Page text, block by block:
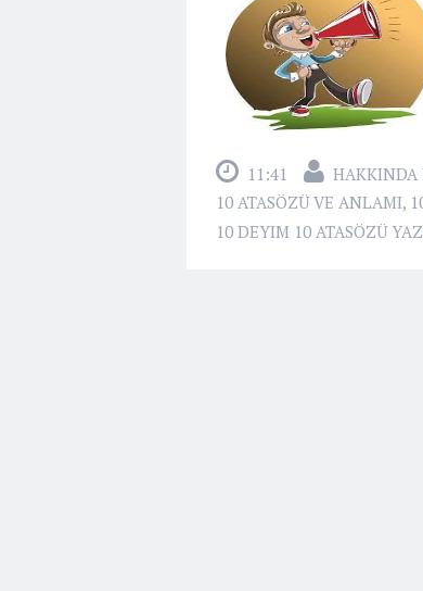
11:41 HAKKINDA
10 ATASÖZÜ VE ANLAMI,
10 DEYIM 10 ATASÖZÜ